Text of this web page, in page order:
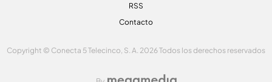
RSS
Contacto
Copyright © Conecta 5 Telecinco, S. A. 2026 Todos los derechos reservados